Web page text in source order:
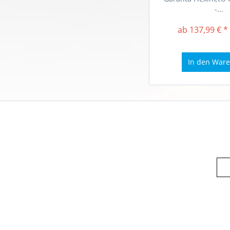
-...
ab 137,99 € *
In den